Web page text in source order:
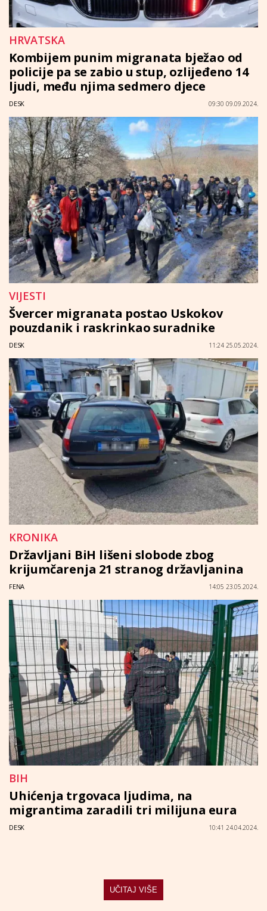
HRVATSKA
Kombijem punim migranata bježao od
policije pa se zabio u stup, ozlijeđeno 14
ljudi, među njima sedmero djece
DESK 09:30 09.09.2024.
VIJESTI
Švercer migranata postao Uskokov
pouzdanik i raskrinkao suradnike
DESK 11:24 25.05.2024.
KRONIKA
Državljani BiH lišeni slobode zbog
krijumčarenja 21 stranog državljanina
FENA 14:05 23.05.2024.
BIH
Uhićenja trgovaca ljudima, na
migrantima zaradili tri milijuna eura
DESK 10:41 24.04.2024.
UČITAJ VIŠE